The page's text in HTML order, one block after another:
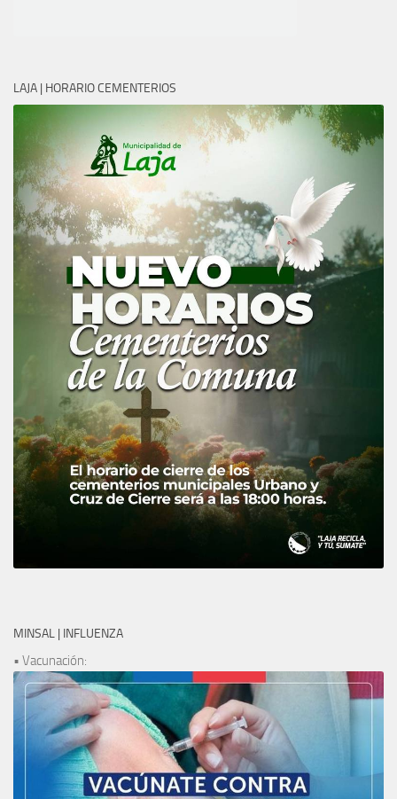
LAJA | HORARIO CEMENTERIOS
MINSAL | INFLUENZA
• Vacunación: